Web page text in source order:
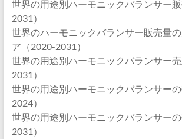
世界の用途別ハーモニックバランサー
2031）
世界のハーモニックバランサー販売量
ア（2020-2031）
世界の用途別ハーモニックバランサー
2031）
世界の用途別ハーモニックバランサー
2024）
世界の用途別ハーモニックバランサー
2031）